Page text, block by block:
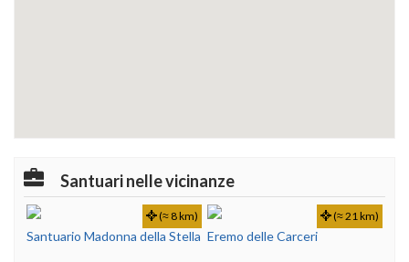
Santuari nelle vicinanze
Santuario Madonna della Stella
(≈ 8 km)
Eremo delle Carceri
(≈ 21 km)